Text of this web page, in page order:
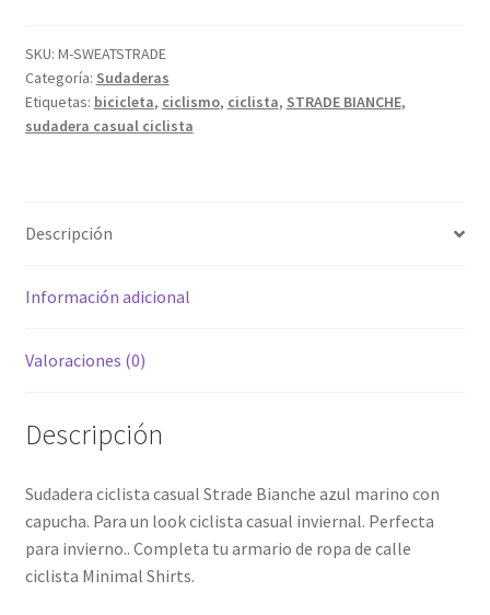
SKU: M-SWEATSTRADE
Categoría: Sudaderas
Etiquetas: bicicleta, ciclismo, ciclista, STRADE BIANCHE,
sudadera casual ciclista
Descripción
Información adicional
Valoraciones (0)
Descripción
Sudadera ciclista casual Strade Bianche azul marino con
capucha. Para un look ciclista casual inviernal. Perfecta
para invierno.. Completa tu armario de ropa de calle
ciclista Minimal Shirts.